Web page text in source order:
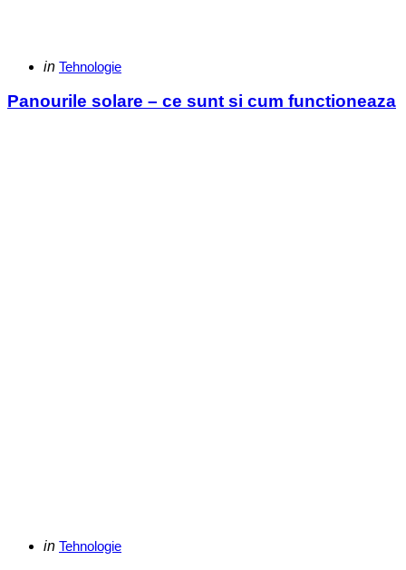
Categories
Posted
in Tehnologie
Panourile solare – ce sunt si cum functioneaza
Categories
Posted
in Tehnologie